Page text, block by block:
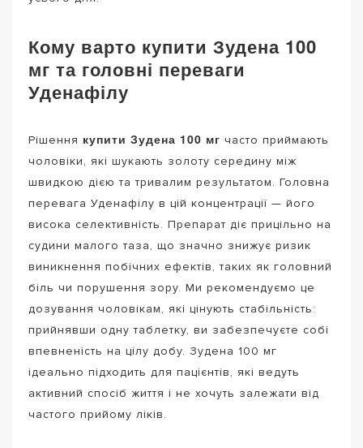
Кому варто купити Зудена 100
мг та головні переваги
Уденафілу
Рішення купити Зудена 100 мг часто приймають
чоловіки, які шукають золоту середину між
швидкою дією та тривалим результатом. Головна
перевага Уденафілу в цій концентрації — його
висока селективність. Препарат діє прицільно на
судини малого таза, що значно знижує ризик
виникнення побічних ефектів, таких як головний
біль чи порушення зору. Ми рекомендуємо це
дозування чоловікам, які цінують стабільність:
прийнявши одну таблетку, ви забезпечуєте собі
впевненість на цілу добу. Зудена 100 мг
ідеально підходить для пацієнтів, які ведуть
активний спосіб життя і не хочуть залежати від
частого прийому ліків.